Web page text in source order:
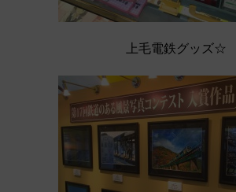
上毛電鉄グッズ☆